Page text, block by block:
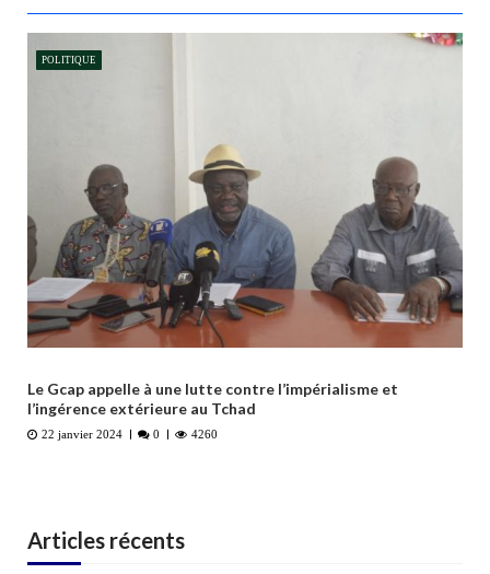
POLITIQUE
Le Gcap appelle à une lutte contre l’impérialisme et
l’ingérence extérieure au Tchad
22 janvier 2024 0 4260
Articles récents